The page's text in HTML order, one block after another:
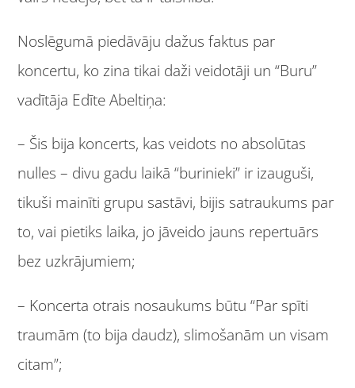
Noslēgumā piedāvāju dažus faktus par
koncertu, ko zina tikai daži veidotāji un “Buru”
vadītāja Edīte Abeltiņa:
– Šis bija koncerts, kas veidots no absolūtas
nulles – divu gadu laikā “burinieki” ir izauguši,
tikuši mainīti grupu sastāvi, bijis satraukums par
to, vai pietiks laika, jo jāveido jauns repertuārs
bez uzkrājumiem;
– Koncerta otrais nosaukums būtu “Par spīti
traumām (to bija daudz), slimošanām un visam
citam”;